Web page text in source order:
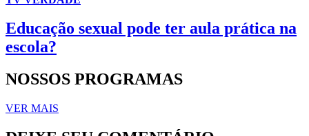
Educação sexual pode ter aula prática na
escola?
NOSSOS PROGRAMAS
VER MAIS